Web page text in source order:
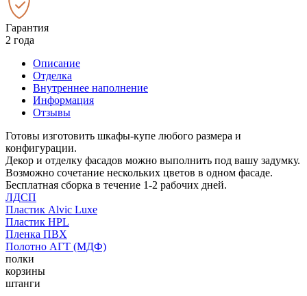
Гарантия
2 года
Описание
Отделка
Внутреннее наполнение
Информация
Отзывы
Готовы изготовить шкафы-купе любого размера и
конфигурации.
Декор и отделку фасадов можно выполнить под вашу задумку.
Возможно сочетание нескольких цветов в одном фасаде.
Бесплатная сборка в течение 1-2 рабочих дней.
ЛДСП
Пластик Alvic Luxe
Пластик HPL
Пленка ПВХ
Полотно АГТ (МДФ)
полки
корзины
штанги